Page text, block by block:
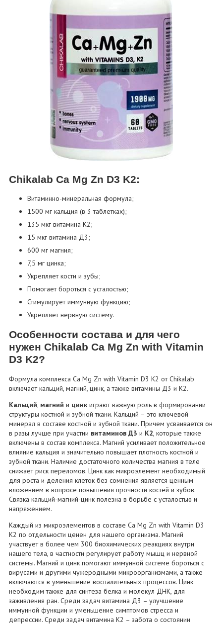
Chikalab Ca Mg Zn D3 K2:
Витаминно-минеральная формула;
1500 мг кальция (в 3 таблетках);
135 мкг витамина К2;
15 мкг витамина Д3;
600 мг магния;
7,5 мг цинка;
Укрепляет кости и зубы;
Помогает бороться с усталостью;
Стимулирует иммунную функцию;
Укрепляет нервную систему.
Особенности состава и для чего
нужен Chikalab Ca Mg Zn with Vitamin
D3 K2?
Формула комплекса Ca Mg Zn with Vitamin D3 K2 от Chikalab
включает кальций, магний, цинк, а также витамины Д3 и К2.
Кальций, магний и цинк играют важную роль в формировании
структуры костной и зубной ткани. Кальций – это ключевой
минерал в составе костной и зубной ткани. Причем усваивается он
в разы лучше при участии витаминов Д3 и К2, которые также
включены в состав комплекса. Магний усиливает положительное
влияние кальция и значительно повышает плотность костной и
зубной ткани. Наличие достаточного количества магния в теле
снижает риск переломов. Цинк как микроэлемент необходимый
для роста и деления клеток без сомнения является ценным
вложением в вопросе повышения прочности костей и зубов.
Связка кальций-магний-цинк полезна в борьбе с усталостью и
напряжением.
Каждый из микроэлементов в составе Ca Mg Zn with Vitamin D3
K2 по отдельности ценен для нашего организма. Магний
участвует в более чем 300 биохимических реакциях внутри
нашего тела, в частности регулирует работу мышц и нервной
системы. Магний и цинк помогают иммунной системе бороться с
вирусами и другими чужеродными микроорганизмами, а также
включаются в уменьшение воспалительных процессов. Цинк
необходим также для синтеза белка и молекул ДНК, для
заживления ран. Среди задач витамина Д3 – улучшение
иммунной функции и уменьшение симптомов стресса и
депрессии. Среди задач витамина К2 – забота о состоянии